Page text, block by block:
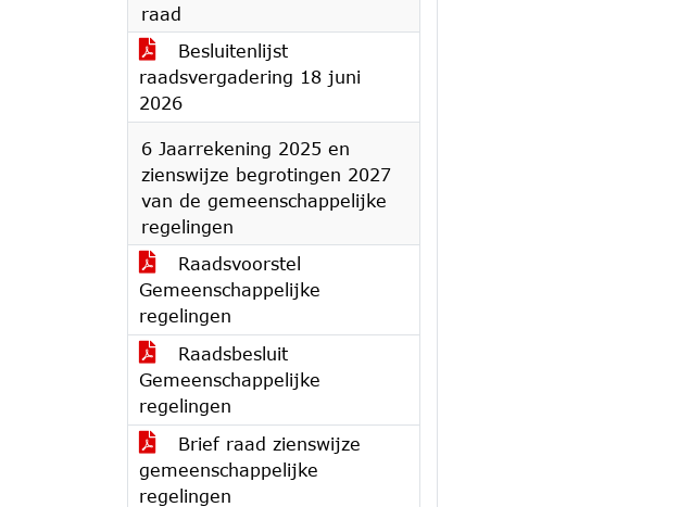
raad
Besluitenlijst
raadsvergadering 18 juni
2026
6 Jaarrekening 2025 en
zienswijze begrotingen 2027
van de gemeenschappelijke
regelingen
Raadsvoorstel
Gemeenschappelijke
regelingen
Raadsbesluit
Gemeenschappelijke
regelingen
Brief raad zienswijze
gemeenschappelijke
regelingen